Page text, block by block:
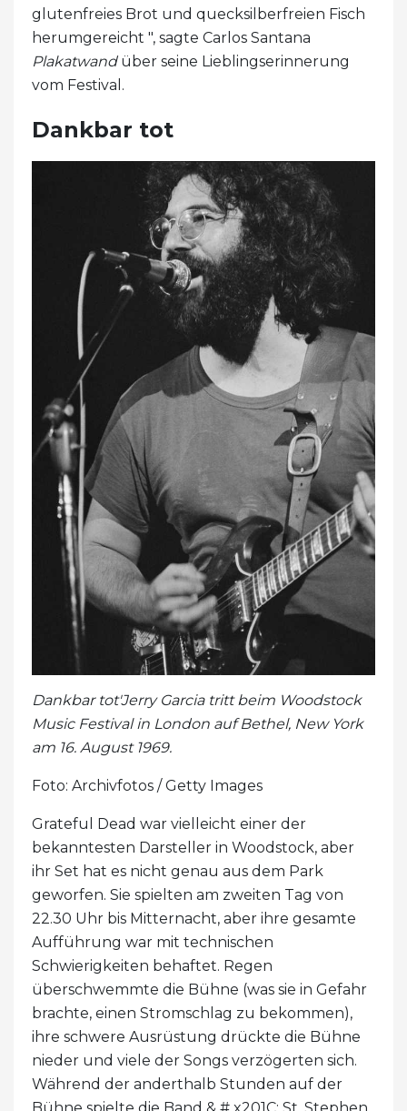
glutenfreies Brot und quecksilberfreien Fisch
herumgereicht ", sagte Carlos Santana
Plakatwandüber seine Lieblingserinnerung
vom Festival.
Dankbar tot
Dankbar tot'Jerry Garcia tritt beim Woodstock
Music Festival in London aufBethel, New York
am 16. August 1969.
Foto: Archivfotos / Getty Images
Grateful Dead war vielleicht einer der
bekanntesten Darsteller in Woodstock, aber
ihr Set hat es nicht genau aus dem Park
geworfen. Sie spielten am zweiten Tag von
22.30 Uhr bis Mitternacht, aber ihre gesamte
Aufführung war mit technischen
Schwierigkeiten behaftet. Regen
überschwemmte die Bühne (was sie in Gefahr
brachte, einen Stromschlag zu bekommen),
ihre schwere Ausrüstung drückte die Bühne
nieder und viele der Songs verzögerten sich.
Während der anderthalb Stunden auf der